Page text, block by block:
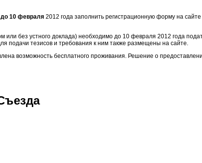
до 10 февраля 2012 года заполнить регистрационную форму на
или без устного доклада) необходимо до 10 февраля 2012 года
подачи тезисов и требования к ним также размещены на сайте.
возможность бесплатного проживания. Решение о